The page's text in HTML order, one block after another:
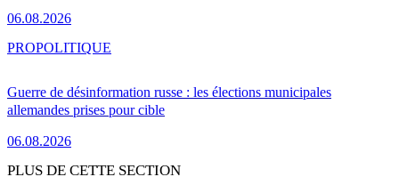
06.08.2026
Guerre de désinformation russe : les élections municipales
allemandes prises pour cible
06.08.2026
PROPOLITIQUE
PLUS DE CETTE SECTION